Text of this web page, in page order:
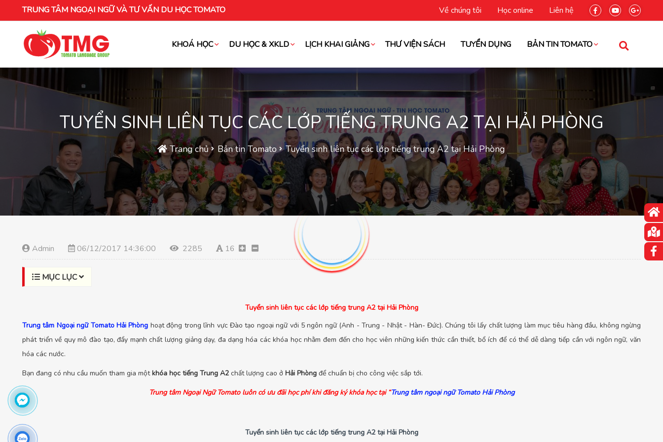
TRUNG TÂM NGOẠI NGỮ VÀ TƯ VẤN DU HỌC TOMATO Về chúng tôi Học online Liên hệ
KHOÁ HỌC DU HỌC & XKLD LỊCH KHAI GIẢNG THƯ VIỆN SÁCH TUYỂN DỤNG BẢN TIN TOMATO
TUYỂN SINH LIÊN TỤC CÁC LỚP TIẾNG TRUNG A2 TẠI HẢI PHÒNG
Trang chủ Bản tin Tomato Tuyển sinh liên tục các lớp tiếng trung A2 tại Hải Phòng
Admin 06/12/2017 14:36:00 2285 16
MỤC LỤC
Tuyển sinh liên tục các lớp tiếng trung A2 tại Hải Phòng
Trung tâm Ngoại ngữ Tomato Hải Phòng hoạt động trong lĩnh vực Đào tạo ngoại ngữ với 5 ngôn ngữ (Anh - Trung - Nhật - Hàn- Đức). Chúng tôi lấy chất lượng làm mục tiêu hàng đầu, không ngừng
phát triển về quy mô đào tạo, đẩy mạnh chất lượng giảng dạy, đa dạng hóa các khóa học nhằm đem đến cho học viên những kiến thức cần thiết, bổ ích để có thể dễ dàng tiếp cần với ngôn ngữ, văn
hóa các nước.
Bạn đang có nhu cầu muốn tham gia mộtkhóa học tiếng Trung A2 chất lượng cao ở Hải Phòng để chuẩn bị cho công việc sắp tới.
Trung tâm Ngoại Ngữ Tomato luôn có ưu đãi học phí khi đăng ký khóa học tại “Trung tâm ngoại ngữ Tomato Hải Phòng
Tuyển sinh liên tục các lớp tiếng trung A2 tại Hải Phòng